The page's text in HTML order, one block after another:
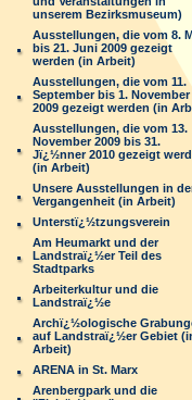
unserem Bezirksmuseum)
Ausstellungen, die vom 8.
bis 21. Juni 2009 gezeigt
werden (in Arbeit)
Ausstellungen, die vom 11.
September bis 1. November
2009 gezeigt werden (in
Ausstellungen, die vom 13.
November 2009 bis 31.
Jï¿½nner 2010 gezeigt
(in Arbeit)
Unsere Ausstellungen in
Vergangenheit (in Arbeit)
Unterstï¿½tzungsverein
Am Heumarkt und der
Landstraï¿½er Teil des
Stadtparks
Arbeiterkultur und die
Landstraï¿½e
Archï¿½ologische
auf Landstraï¿½er Gebiet
Arbeit)
ARENA in St. Marx
Arenbergpark und die